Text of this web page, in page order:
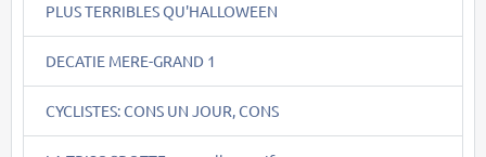
PLUS TERRIBLES QU'HALLOWEEN
DECATIE MERE-GRAND 1
CYCLISTES: CONS UN JOUR, CONS